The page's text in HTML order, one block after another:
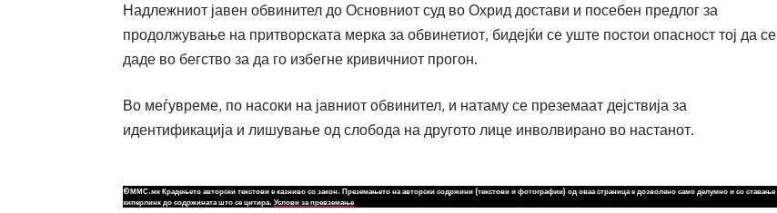
Надлежниот јавен обвинител до Основниот суд во Охрид достави и посебен предлог за
продолжување на притворската мерка за обвинетиот, бидејќи се уште постои опасност тој да се
даде во бегство за да го избегне кривичниот прогон.
Во меѓувреме, по насоки на јавниот обвинител, и натаму се преземаат дејствија за
идентификација и лишување од слобода на другото лице инволвирано во настанот. ​​
©ММС.мк Крадењето авторски текстови е казниво со закон. Преземањето на авторски содржини (текстови и фотографии) од оваа страница е дозволено само делумно и со ставање
хиперлинк до содржината што се цитира. Услови за превземање